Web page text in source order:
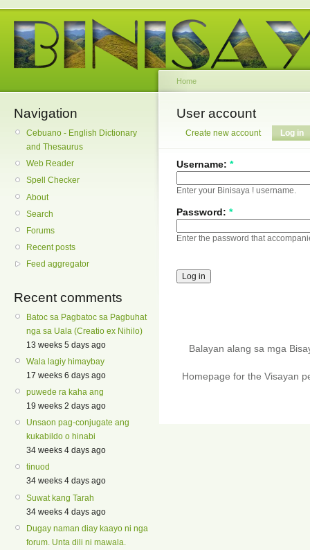
Navigation
Cebuano - English Dictionary
and Thesaurus
Web Reader
Spell Checker
About
Search
Forums
Recent posts
Feed aggregator
Recent comments
Batoc sa Pagbatoc sa Pagbuhat
nga sa Uala (Creatio ex Nihilo)
13 weeks 5 days ago
Wala lagiy himaybay
17 weeks 6 days ago
puwede ra kaha ang
19 weeks 2 days ago
Unsaon pag-conjugate ang
kukabildo o hinabi
34 weeks 4 days ago
tinuod
34 weeks 4 days ago
Suwat kang Tarah
34 weeks 4 days ago
Dugay naman diay kaayo ni nga
forum. Unta dili ni mawala.
Home
User account
Create new account Log in
Username: *
Enter your Binisaya ! username.
Password: *
Enter the password that
Balayan alang sa mga
Homepage for the Visayan